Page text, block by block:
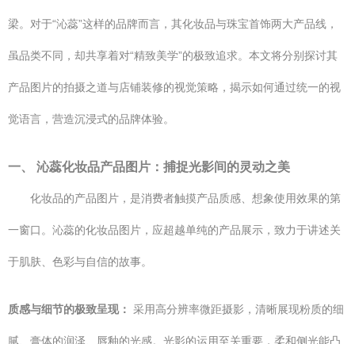
梁。对于“沁蕊”这样的品牌而言，其化妆品与珠宝首饰两大产品线，
虽品类不同，却共享着对“精致美学”的极致追求。本文将分别探讨其
产品图片的拍摄之道与店铺装修的视觉策略，揭示如何通过统一的视
觉语言，营造沉浸式的品牌体验。
一、 沁蕊化妆品产品图片：捕捉光影间的灵动之美
化妆品的产品图片，是消费者触摸产品质感、想象使用效果的第
一窗口。沁蕊的化妆品图片，应超越单纯的产品展示，致力于讲述关
于肌肤、色彩与自信的故事。
质感与细节的极致呈现： 采用高分辨率微距摄影，清晰展现粉质的细
腻、膏体的润泽、唇釉的光感。光影的运用至关重要，柔和侧光能凸